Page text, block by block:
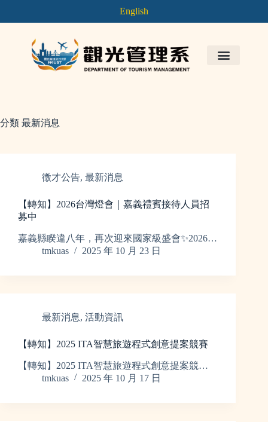
English
分類 最新消息
徵才公告, 最新消息
【轉知】2026台灣燈會｜嘉義禮賓接待人員招
募中
嘉義縣睽違八年，再次迎來國家級盛會✨2026…
tmkuas
2025 年 10 月 23 日
最新消息, 活動資訊
【轉知】2025 ITA智慧旅遊程式創意提案競賽
【轉知】2025 ITA智慧旅遊程式創意提案競…
tmkuas
2025 年 10 月 17 日